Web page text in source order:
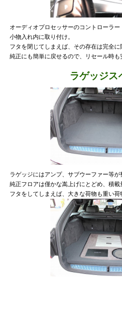
オーディオプロセッサーのコントローラー
小物入れ内に取り付け。
フタを閉じてしまえば、その存在は完全に
純正にも簡単に戻せるので、リセール時も
ラゲッジス
ラゲッジにはアンプ、サブウーファー等が
純正フロアは僅かな嵩上げにとどめ、積載
フタをしてしまえば、大きな荷物も重い荷